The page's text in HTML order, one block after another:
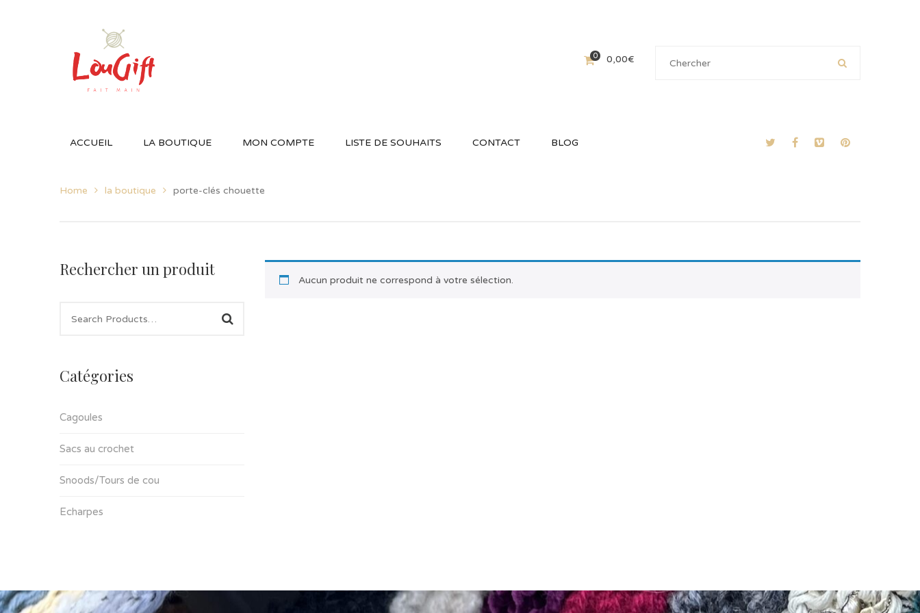
0 0,00€
ACCUEIL LA BOUTIQUE MON COMPTE LISTE DE SOUHAITS CONTACT BLOG
Home la boutique porte-clés chouette
Rechercher un produit
Catégories
Cagoules
Sacs au crochet
Snoods/Tours de cou
Echarpes
Aucun produit ne correspond à votre sélection.